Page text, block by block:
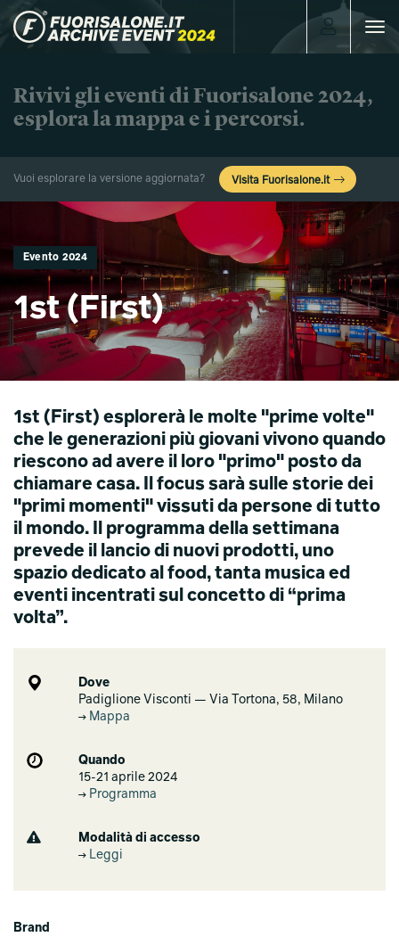
Toggle
Rivivi gli eventi di Fuorisalone 2024,
esplora la mappa e i percorsi.
Vuoi esplorare la versione aggiornata? Visita Fuorisalone.it
Evento 2024
1st (First)
1st (First) esplorerà le molte "prime volte"
che le generazioni più giovani vivono quando
riescono ad avere il loro "primo" posto da
chiamare casa. Il focus sarà sulle storie dei
"primi momenti" vissuti da persone di tutto
il mondo. Il programma della settimana
prevede il lancio di nuovi prodotti, uno
spazio dedicato al food, tanta musica ed
eventi incentrati sul concetto di “prima
volta”.
Dove
Padiglione Visconti — Via Tortona, 58, Milano
Mappa
Quando
15-21 aprile 2024
Programma
Modalità di accesso
Leggi
Brand